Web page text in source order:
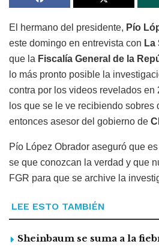
El hermano del presidente, Pío
este domingo en entrevista con La
que la Fiscalía General de la
lo más pronto posible la
contra por los videos revelados en
los que se le ve recibiendo sobres
entonces asesor del gobierno de
Pío López Obrador aseguró que
se que conozcan la verdad y que
FGR para que se archive la
LEE ESTO TAMBIÉN
Sheinbaum se suma a la